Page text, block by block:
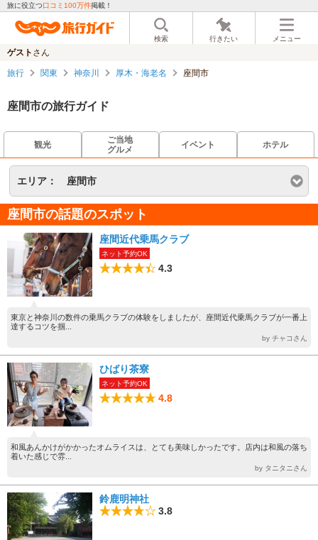
旅に役立つ口コミ100万件掲載！
検索 行きたい メニュー
ゲスト さん
旅行 関東 神奈川 厚木・海老名 座間市
座間市の旅行ガイド
観光
ご当地
グルメ
イベント ホテル
エリア： 座間市
座間市の話題のスポット
座間近代乗馬クラブ
ネット予約OK
4.3
東京と神奈川の数件の乗馬クラブの体験をしましたが、座間近代乗馬クラブが一番上
達するコツを掴...
by チャコさん
ひばり茶寮
ネット予約OK
4.8
和風あんかけがかかったオムライスは、とても美味しかったです。店内は和風の落ち
着いた感じで雰...
by タニタニさん
鈴鹿明神社
3.8